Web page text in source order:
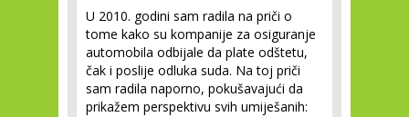
U 2010. godini sam radila na priči o
tome kako su kompanije za osiguranje
automobila odbijale da plate odštetu,
čak i poslije odluka suda. Na toj priči
sam radila naporno, pokušavajući da
prikažem perspektivu svih umiješanih: